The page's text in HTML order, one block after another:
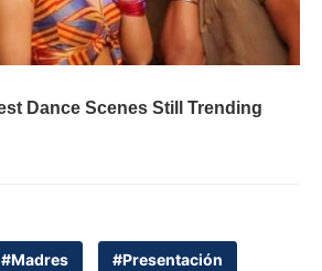
#Madres #Presentación